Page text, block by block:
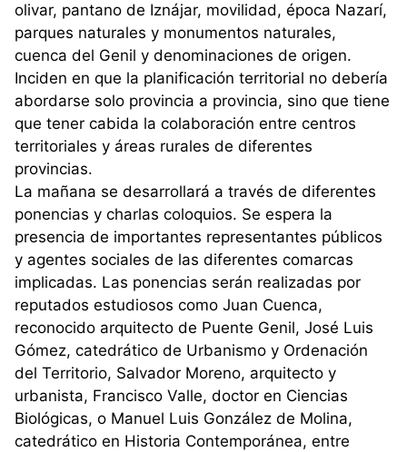
olivar, pantano de Iznájar, movilidad, época Nazarí,
parques naturales y monumentos naturales,
cuenca del Genil y denominaciones de origen.
Inciden en que la planificación territorial no debería
abordarse solo provincia a provincia, sino que tiene
que tener cabida la colaboración entre centros
territoriales y áreas rurales de diferentes
provincias.
La mañana se desarrollará a través de diferentes
ponencias y charlas coloquios. Se espera la
presencia de importantes representantes públicos
y agentes sociales de las diferentes comarcas
implicadas. Las ponencias serán realizadas por
reputados estudiosos como Juan Cuenca,
reconocido arquitecto de Puente Genil, José Luis
Gómez, catedrático de Urbanismo y Ordenación
del Territorio, Salvador Moreno, arquitecto y
urbanista, Francisco Valle, doctor en Ciencias
Biológicas, o Manuel Luis González de Molina,
catedrático en Historia Contemporánea, entre